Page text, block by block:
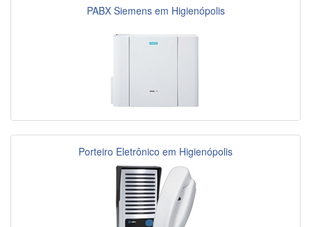
PABX Siemens em Higienópolis
Porteiro Eletrônico em Higienópolis